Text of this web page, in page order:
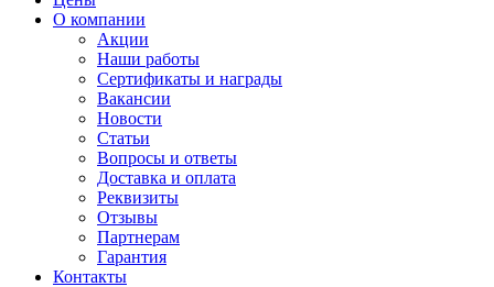
О компании
Акции
Наши работы
Сертификаты и награды
Вакансии
Новости
Статьи
Вопросы и ответы
Доставка и оплата
Реквизиты
Отзывы
Партнерам
Гарантия
Контакты